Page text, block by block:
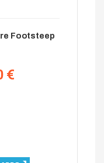
Footsteep
€